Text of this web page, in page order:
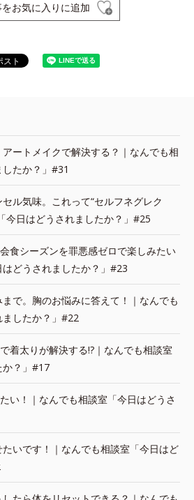
お気に入りに追加
ートメイクで解決する？｜なんでも相
たか？」#31
ル気味。これって“セルフネグレク
今日はどうされましたか？」#25
食シーズンを罪悪感ゼロで楽しみたい
はどうされましたか？」#23
で。胸のお悩みに答えて！｜なんでも
したか？」#22
着太りが解決する!?｜なんでも相談室
か？」#17
い！｜なんでも相談室「今日はどうさ
いです！｜なんでも相談室「今日はど